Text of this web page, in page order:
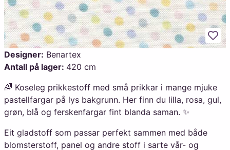
Designer: Benartex
Antall på lager: 420 cm
🌈 Koseleg prikkestoff med små prikkar i mange mjuke
pastellfargar på lys bakgrunn. Her finn du lilla, rosa, gul,
grøn, blå og ferskenfargar fint blanda saman. ✨
Eit gladstoff som passar perfekt sammen med både
blomsterstoff, panel og andre stoff i sarte vår- og